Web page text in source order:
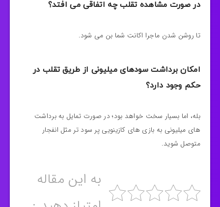
در صورت مشاهده تقلب چه اتفاقی می افتد؟
تا روشن شدن ماجرا اکانت شما بن می شود.
امکان برداشت سودهای میلیونی از طریق تقلب در
حکم وجود دارد؟
بله، اما بسیار سخت خواهد بود؛ در صورت تمایل به برداشت
های میلیونی به بازی های کازینویی پر سود تر مثل انفجار
متوصل شوید.
به این مقاله